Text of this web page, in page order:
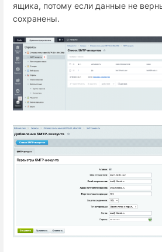
ящика, потому если данные не
сохранены.